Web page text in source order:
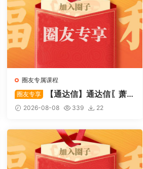
圈友专属课程
圈友专享
【通达信】通达信〖萧
啸双通道〗主图指标 研判股价运
2026-08-08 339 22